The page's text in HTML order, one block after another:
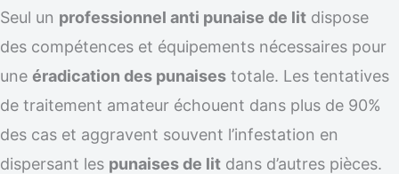
Seul un professionnel anti punaise de lit dispose
des compétences et équipements nécessaires pour
une éradication des punaises totale. Les tentatives
de traitement amateur échouent dans plus de 90%
des cas et aggravent souvent l’infestation en
dispersant les punaises de lit dans d’autres pièces.